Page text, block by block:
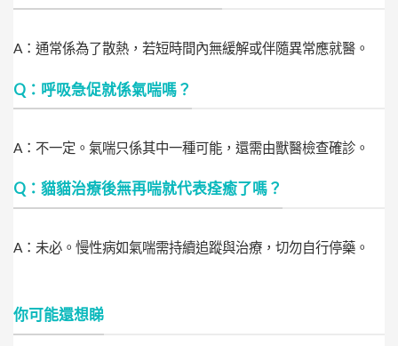
A：通常係為了散熱，若短時間內無緩解或伴隨異常應就醫。
Q：呼吸急促就係氣喘嗎？
A：不一定。氣喘只係其中一種可能，還需由獸醫檢查確診。
Q：貓貓治療後無再喘就代表痊癒了嗎？
A：未必。慢性病如氣喘需持續追蹤與治療，切勿自行停藥。
你可能還想睇